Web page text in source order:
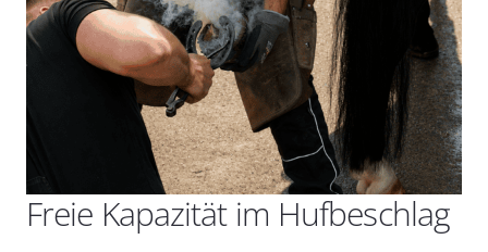
Freie Kapazität im Hufbeschlag